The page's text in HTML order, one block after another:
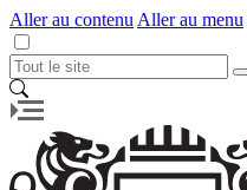
Aller au contenu Aller au menu